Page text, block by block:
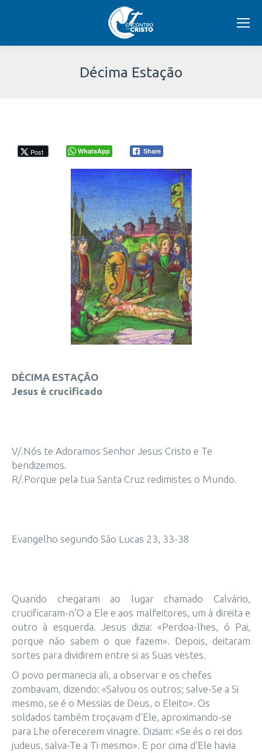
Décima Estação
Post WhatsApp Share
DÉCIMA ESTAÇÃO
Jesus é crucificado
V/.Nós te Adoramos Senhor Jesus Cristo e Te
bendizemos.
R/.Porque pela tua Santa Cruz redimistes o Mundo.
Evangelho segundo São Lucas 23, 33-38
Quando chegaram ao lugar chamado Calvário,
crucificaram-n’O a Ele e aos malfeitores, um à direita e
outro à esquerda. Jesus dizia: «Perdoa-lhes, ó Pai,
porque não sabem o que fazem». Depois, deitaram
sortes para dividirem entre si as Suas vestes.
O povo permanecia ali, a observar e os chefes
zombavam, dizendo: «Salvou os outros; salve-Se a Si
mesmo, se é o Messias de Deus, o Eleito». Os
soldados também troçavam d’Ele, aproximando-se
para Lhe oferecerem vinagre. Diziam: «Se és o rei dos
judeus, salva-Te a Ti mesmo». E por cima d’Ele havia